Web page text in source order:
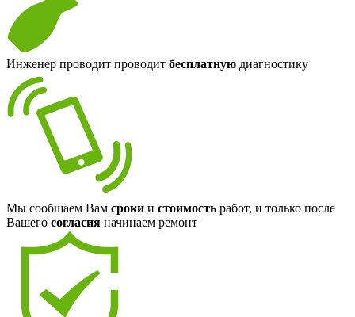
Инженер проводит проводит бесплатную диагностику
Мы сообщаем Вам сроки и стоимость работ, и только после
Вашего согласия начинаем ремонт